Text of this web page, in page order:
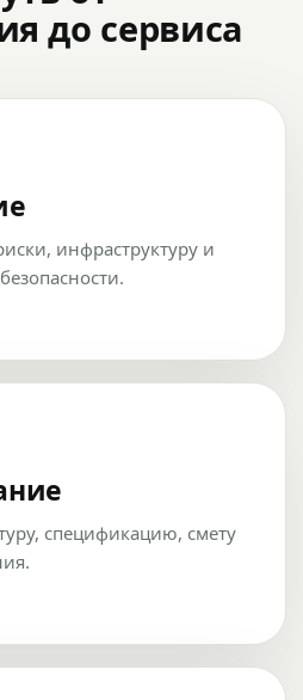
до сервиса
инфраструктуру и
спецификацию, смету